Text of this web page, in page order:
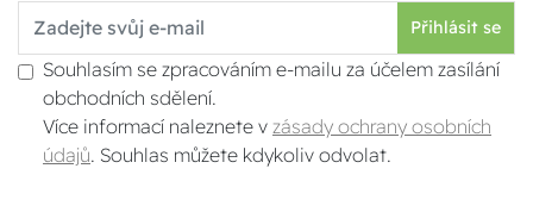
Přihlásit se
Souhlasím se zpracováním e-mailu za účelem zasílání
obchodních sdělení.
Více informací naleznete v zásady ochrany osobních
údajů . Souhlas můžete kdykoliv odvolat.